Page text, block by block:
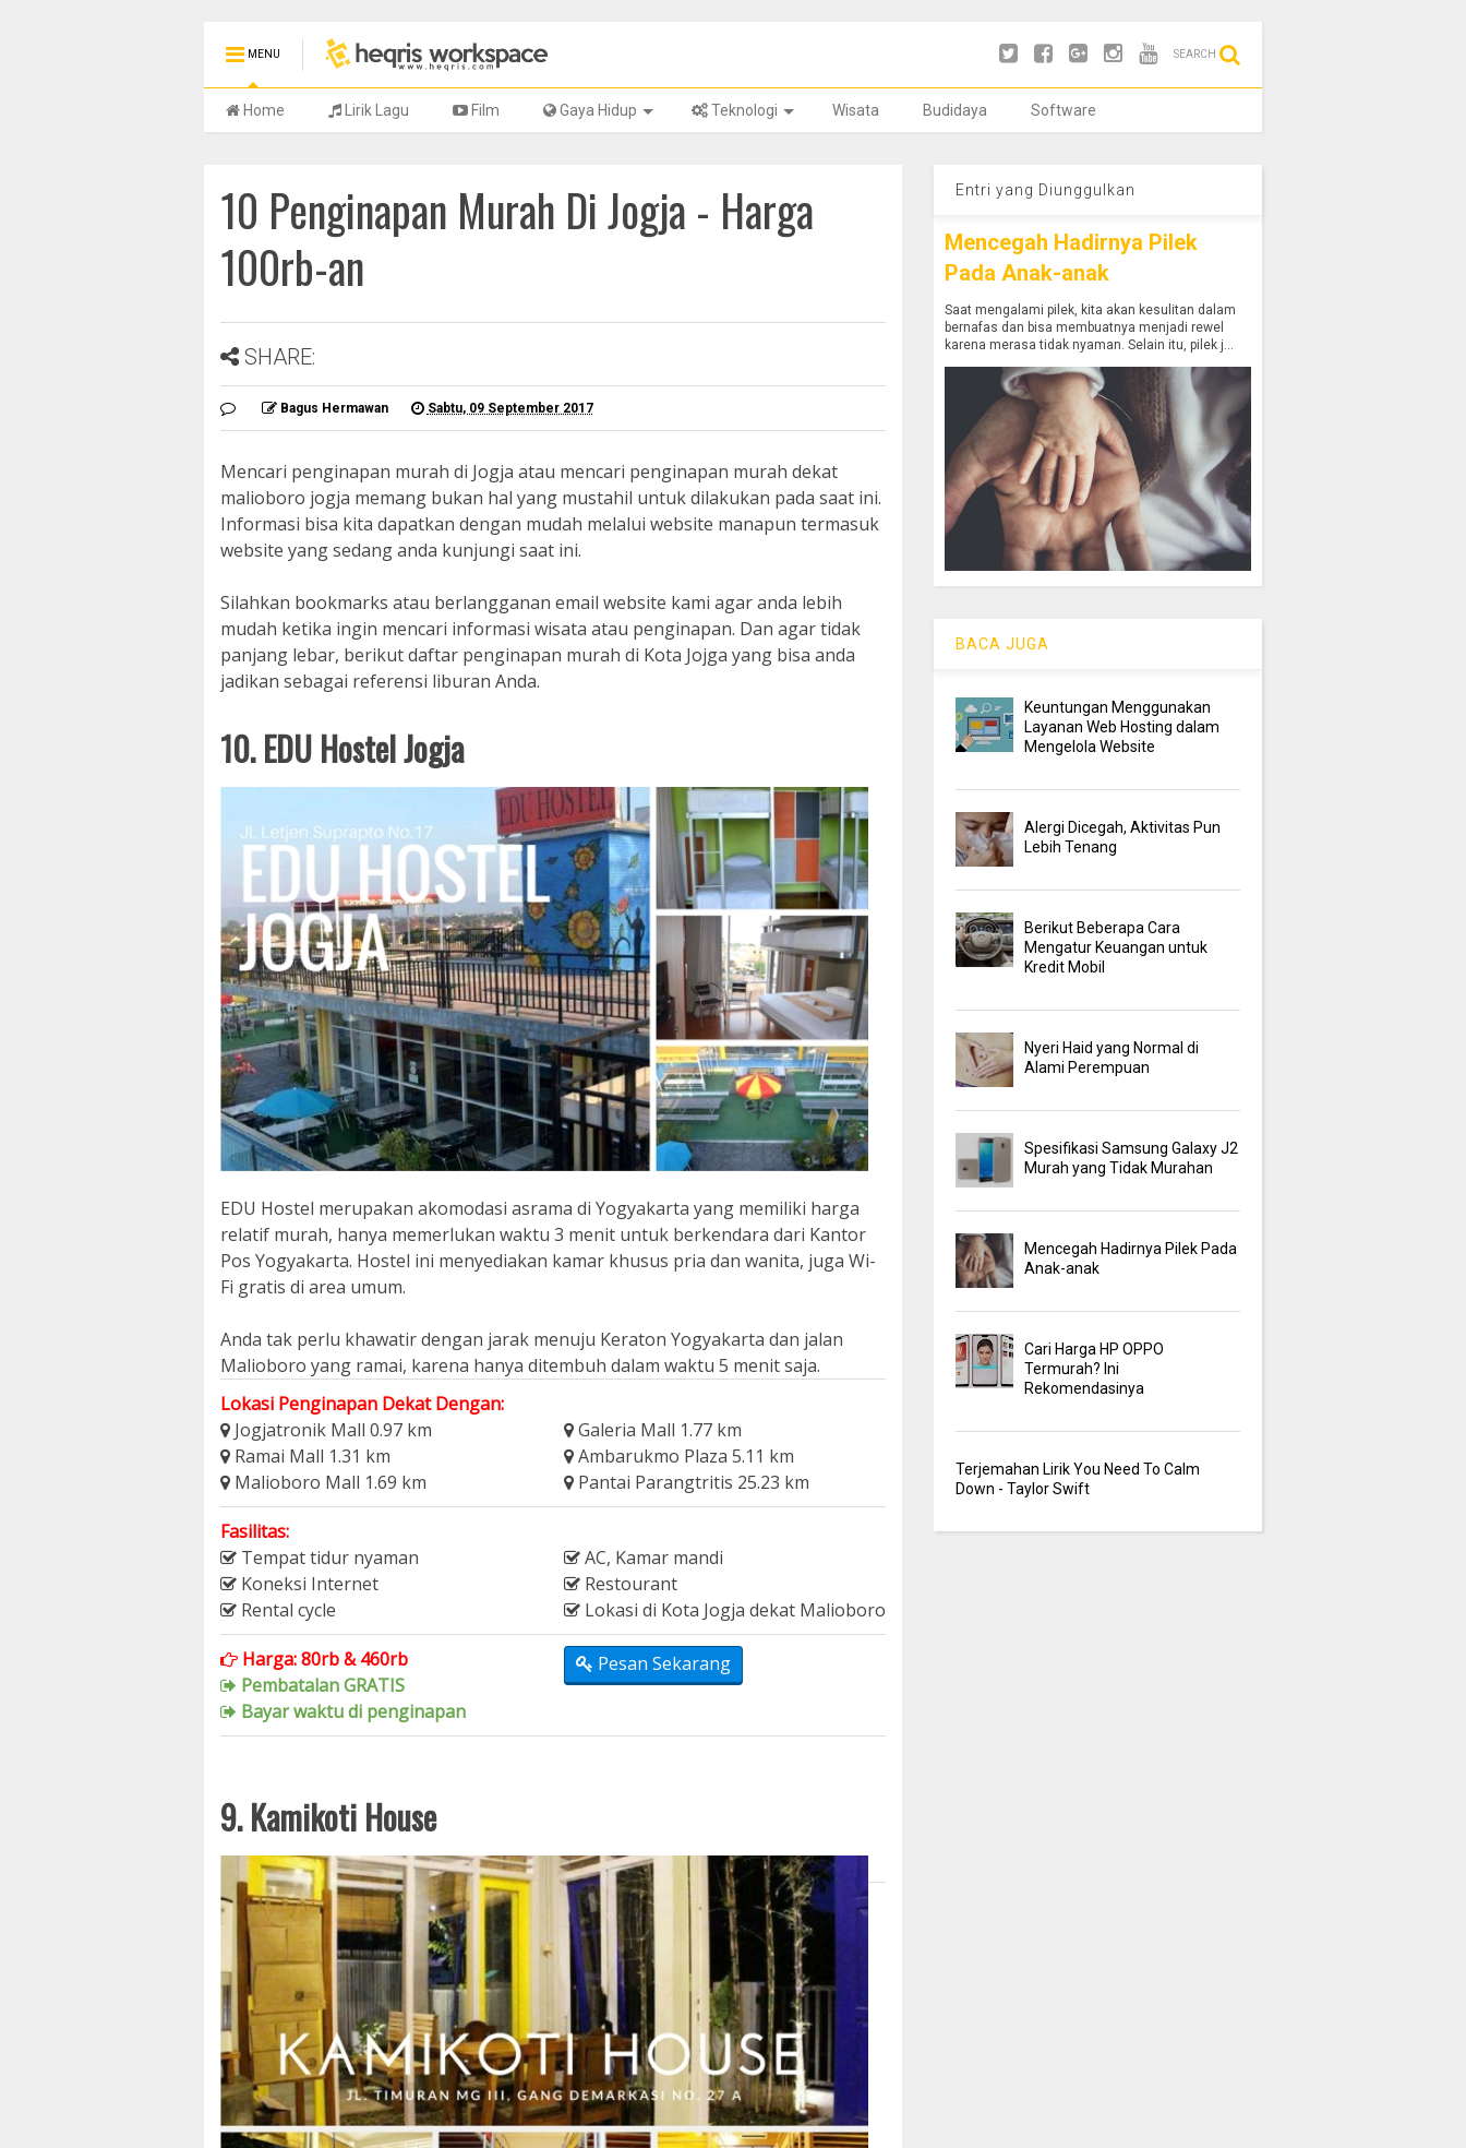
MENU SEARCH
Home Lirik Lagu Film Gaya Hidup Teknologi Wisata Budidaya Software
10 Penginapan Murah Di Jogja - Harga
100rb-an
SHARE:
Bagus Hermawan Sabtu, 09 September 2017
Mencari penginapan murah di Jogja atau mencari penginapan murah dekat
malioboro jogja memang bukan hal yang mustahil untuk dilakukan pada saat ini.
Informasi bisa kita dapatkan dengan mudah melalui website manapun termasuk
website yang sedang anda kunjungi saat ini.
Silahkan bookmarks atau berlangganan email website kami agar anda lebih
mudah ketika ingin mencari informasi wisata atau penginapan. Dan agar tidak
panjang lebar, berikut daftar penginapan murah di Kota Jojga yang bisa anda
jadikan sebagai referensi liburan Anda.
10. EDU Hostel Jogja
EDU Hostel merupakan akomodasi asrama di Yogyakarta yang memiliki harga
relatif murah, hanya memerlukan waktu 3 menit untuk berkendara dari Kantor
Pos Yogyakarta. Hostel ini menyediakan kamar khusus pria dan wanita, juga Wi-
Fi gratis di area umum.
Anda tak perlu khawatir dengan jarak menuju Keraton Yogyakarta dan jalan
Malioboro yang ramai, karena hanya ditembuh dalam waktu 5 menit saja.
Lokasi Penginapan Dekat Dengan:
Jogjatronik Mall 0.97 km
Ramai Mall 1.31 km
Malioboro Mall 1.69 km
Galeria Mall 1.77 km
Ambarukmo Plaza 5.11 km
Pantai Parangtritis 25.23 km
Fasilitas:
Tempat tidur nyaman
Koneksi Internet
Rental cycle
AC, Kamar mandi
Restourant
Lokasi di Kota Jogja dekat Malioboro
Harga: 80rb & 460rb
Pembatalan GRATIS
Bayar waktu di penginapan
Pesan Sekarang
9. Kamikoti House
Entri yang Diunggulkan
Mencegah Hadirnya Pilek
Pada Anak-anak
Saat mengalami pilek, kita akan kesulitan dalam
bernafas dan bisa membuatnya menjadi rewel
karena merasa tidak nyaman. Selain itu, pilek j...
BACA JUGA
Keuntungan Menggunakan
Layanan Web Hosting dalam
Mengelola Website
Alergi Dicegah, Aktivitas Pun
Lebih Tenang
Berikut Beberapa Cara
Mengatur Keuangan untuk
Kredit Mobil
Nyeri Haid yang Normal di
Alami Perempuan
Spesifikasi Samsung Galaxy J2
Murah yang Tidak Murahan
Mencegah Hadirnya Pilek Pada
Anak-anak
Cari Harga HP OPPO
Termurah? Ini
Rekomendasinya
Terjemahan Lirik You Need To Calm
Down - Taylor Swift